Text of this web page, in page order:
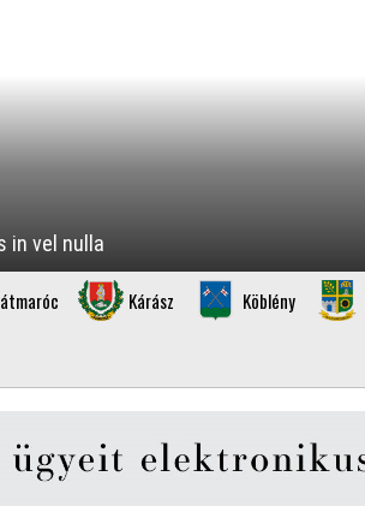
in vel nulla
Kárász Köblény